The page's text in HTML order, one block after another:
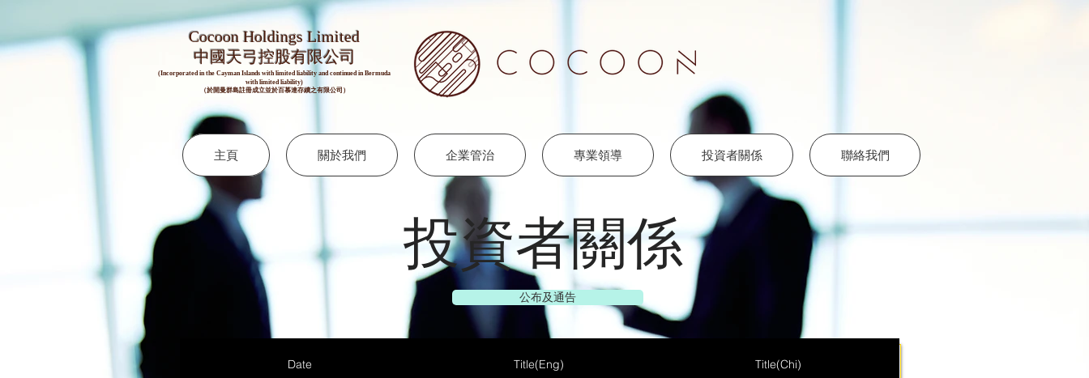
Cocoon Holdings Limited
​​中國天弓控股有限公司
(Incorporated in the Cayman Islands with limited liability and continued in Bermuda
with limited liability)
（於開曼群島註冊成立並於百慕達存續之有限公司）
主頁 關於我們 企業管治 專業領導 投資者關係 聯絡我們
投資者關係
公布及通告
Aunt Bette's Homemade Pecan Pie
Date Title(Eng) Title(Chi)